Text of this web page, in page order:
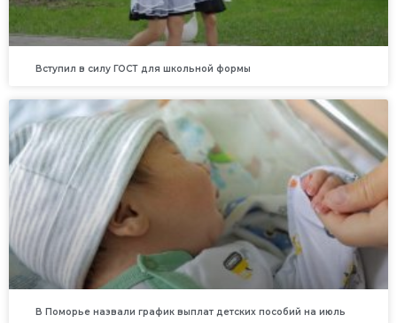
Вступил в силу ГОСТ для школьной формы
В Поморье назвали график выплат детских пособий на июль